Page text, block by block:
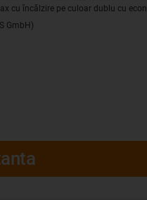
cu încălzire pe culoar dublu cu
GmbH)